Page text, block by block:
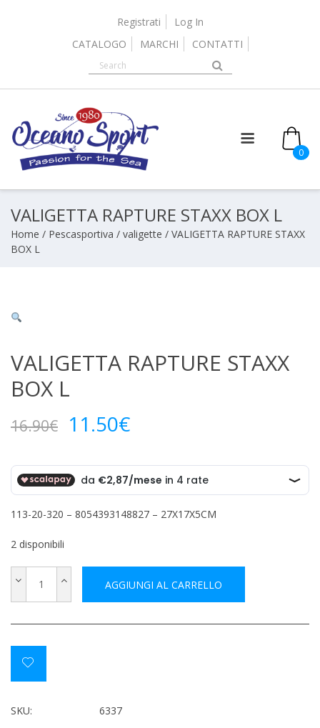
Registrati
Log In
CATALOGO
MARCHI CONTATTI
0
VALIGETTA RAPTURE STAXX BOX L
Home / Pescasportiva / valigette / VALIGETTA RAPTURE STAXX
BOX L
VALIGETTA RAPTURE STAXX
BOX L
16.90€
Il
prezzo
16.90€.
11.50€Il
prezzo
11.50€.
113-20-320 – 8054393148827 – 27X17X5CM
2 disponibili
AGGIUNGI AL CARRELLO
SKU:
6337